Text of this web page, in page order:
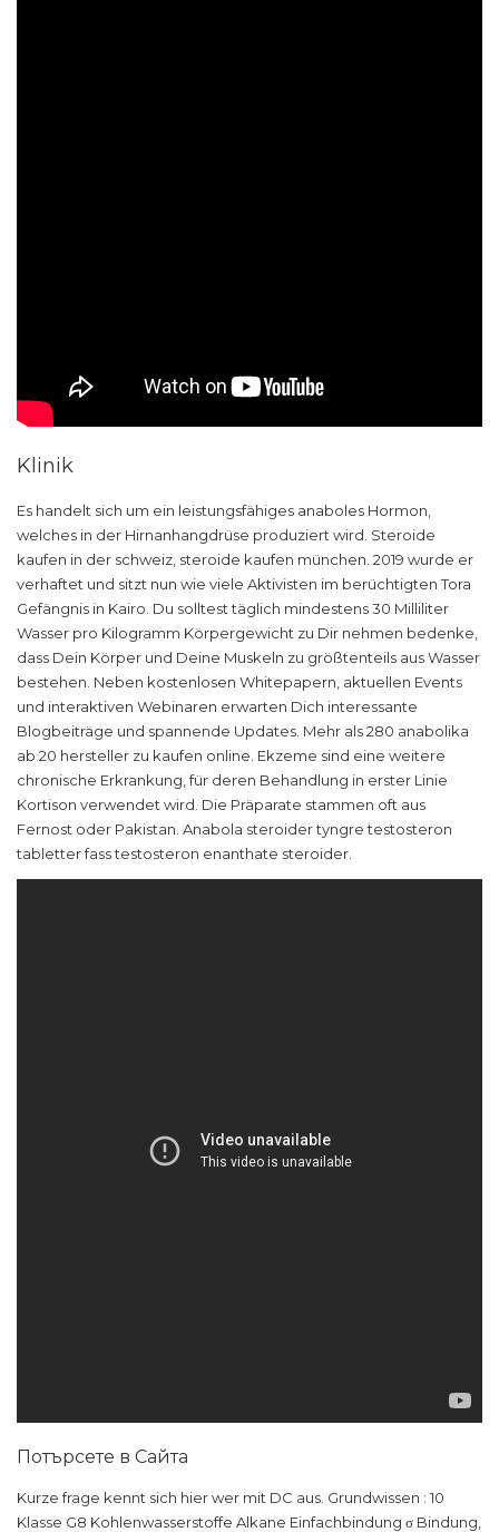
Klinik
Es handelt sich um ein leistungsfähiges anaboles Hormon,
welches in der Hirnanhangdrüse produziert wird. Steroide
kaufen in der schweiz, steroide kaufen münchen. 2019 wurde er
verhaftet und sitzt nun wie viele Aktivisten im berüchtigten Tora
Gefängnis in Kairo. Du solltest täglich mindestens 30 Milliliter
Wasser pro Kilogramm Körpergewicht zu Dir nehmen bedenke,
dass Dein Körper und Deine Muskeln zu größtenteils aus Wasser
bestehen. Neben kostenlosen Whitepapern, aktuellen Events
und interaktiven Webinaren erwarten Dich interessante
Blogbeiträge und spannende Updates. Mehr als 280 anabolika
ab 20 hersteller zu kaufen online. Ekzeme sind eine weitere
chronische Erkrankung, für deren Behandlung in erster Linie
Kortison verwendet wird. Die Präparate stammen oft aus
Fernost oder Pakistan. Anabola steroider tyngre testosteron
tabletter fass testosteron enanthate steroider.
Потърсете в Сайта
Kurze frage kennt sich hier wer mit DC aus. Grundwissen : 10
Klasse G8 Kohlenwasserstoffe Alkane Einfachbindung σ Bindung,